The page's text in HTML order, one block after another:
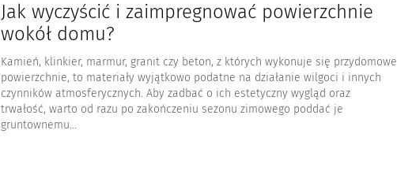
Jak wyczyścić i zaimpregnować powierzchnie
wokół domu?
Kamień, klinkier, marmur, granit czy beton, z których wykonuje się przydomowe
powierzchnie, to materiały wyjątkowo podatne na działanie wilgoci i innych
czynników atmosferycznych. Aby zadbać o ich estetyczny wygląd oraz
trwałość, warto od razu po zakończeniu sezonu zimowego poddać je
gruntownemu...